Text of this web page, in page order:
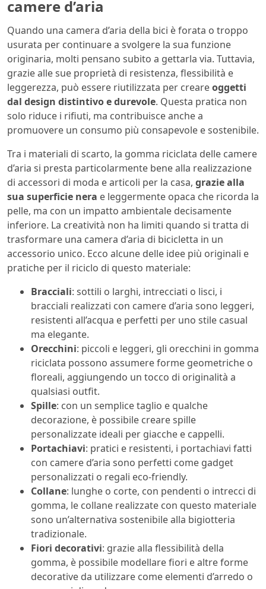
camere d’aria
Quando una camera d’aria della bici è forata o troppo
usurata per continuare a svolgere la sua funzione
originaria, molti pensano subito a gettarla via. Tuttavia,
grazie alle sue proprietà di resistenza, flessibilità e
leggerezza, può essere riutilizzata per creareoggetti
dal design distintivo e durevole. Questa pratica non
solo riduce i rifiuti, ma contribuisce anche a
promuovere un consumo più consapevole e sostenibile.
Tra i materiali di scarto, la gomma riciclata delle camere
d’aria si presta particolarmente bene alla realizzazione
di accessori di moda e articoli per la casa, grazie alla
sua superficie nera e leggermente opaca che ricorda la
pelle, ma con un impatto ambientale decisamente
inferiore. La creatività non ha limiti quando si tratta di
trasformare una camera d’aria di bicicletta in un
accessorio unico. Ecco alcune delle idee più originali e
pratiche per il riciclo di questo materiale:
Bracciali: sottili o larghi, intrecciati o lisci, i
bracciali realizzati con camere d’aria sono leggeri,
resistenti all’acqua e perfetti per uno stile casual
ma elegante.
Orecchini: piccoli e leggeri, gli orecchini in gomma
riciclata possono assumere forme geometriche o
floreali, aggiungendo un tocco di originalità a
qualsiasi outfit.
Spille: con un semplice taglio e qualche
decorazione, è possibile creare spille
personalizzate ideali per giacche e cappelli.
Portachiavi: pratici e resistenti, i portachiavi fatti
con camere d’aria sono perfetti come gadget
personalizzati o regali eco-friendly.
Collane: lunghe o corte, con pendenti o intrecci di
gomma, le collane realizzate con questo materiale
sono un’alternativa sostenibile alla bigiotteria
tradizionale.
Fiori decorativi: grazie alla flessibilità della
gomma, è possibile modellare fiori e altre forme
decorative da utilizzare come elementi d’arredo o